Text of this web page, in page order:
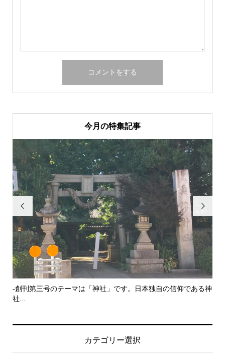
今月の特集記事

-創刊第三号のテーマは「神社」です。日本独自の信仰である神
社...

カテゴリー選択